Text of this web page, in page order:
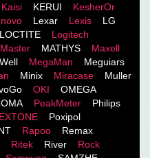
Kaisi KERUI
KesherOr
Lexar Lexis
LG
LOCTITE
Logitech
Master MATHYS
Maxell
MegaMan
Meguiars
Minix Miracase
Muller
OKI
OMEGA
PeakMeter
Philips
Poxipol
Rapoo
Remax
Ritek River
Rock